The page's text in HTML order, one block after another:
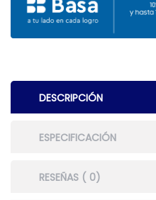
DESCRIPCIÓN
ESPECIFICACIÓN
RESEÑAS ( 0)